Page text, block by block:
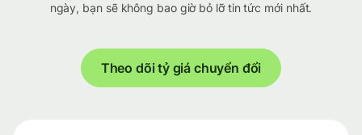
ngày, bạn sẽ không bao giờ bỏ lỡ tin tức mới nhất.
Theo dõi tỷ giá chuyển đổi